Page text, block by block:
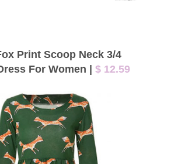
Print Scoop Neck 3/4
For Women |$ 12.59